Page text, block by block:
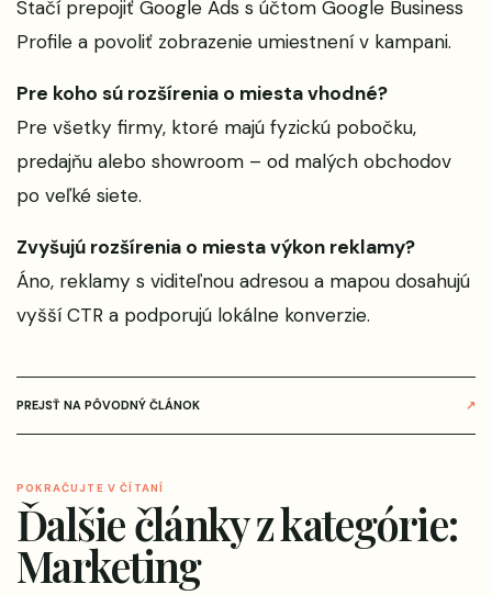
Stačí prepojiť Google Ads s účtom Google Business
Profile a povoliť zobrazenie umiestnení v kampani.
Pre koho sú rozšírenia o miesta vhodné?
Pre všetky firmy, ktoré majú fyzickú pobočku,
predajňu alebo showroom – od malých obchodov
po veľké siete.
Zvyšujú rozšírenia o miesta výkon reklamy?
Áno, reklamy s viditeľnou adresou a mapou dosahujú
vyšší CTR a podporujú lokálne konverzie.
PREJSŤ NA PÔVODNÝ ČLÁNOK ↗
POKRAČUJTE V ČÍTANÍ
Ďalšie články z kategórie:
Marketing